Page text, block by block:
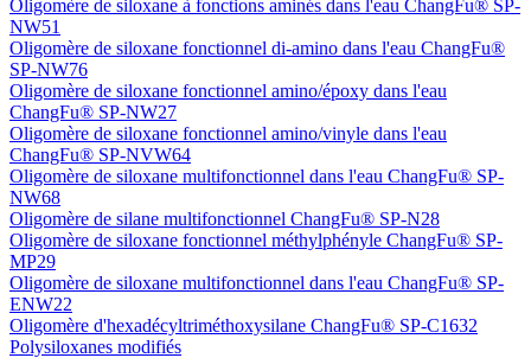
Oligomère de siloxane à fonctions aminés dans l'eau ChangFu® SP-
NW51
Oligomère de siloxane fonctionnel di-amino dans l'eau ChangFu®
SP-NW76
Oligomère de siloxane fonctionnel amino/époxy dans l'eau
ChangFu® SP-NW27
Oligomère de siloxane fonctionnel amino/vinyle dans l'eau
ChangFu® SP-NVW64
Oligomère de siloxane multifonctionnel dans l'eau ChangFu® SP-
NW68
Oligomère de silane multifonctionnel ChangFu® SP-N28
Oligomère de siloxane fonctionnel méthylphényle ChangFu® SP-
MP29
Oligomère de siloxane multifonctionnel dans l'eau ChangFu® SP-
ENW22
Oligomère d'hexadécyltriméthoxysilane ChangFu® SP-C1632
Polysiloxanes modifiés